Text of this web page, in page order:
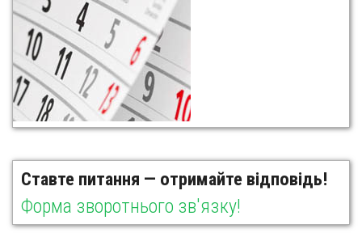
Ставте питання — отримайте відповідь!
Форма зворотнього зв'язку!